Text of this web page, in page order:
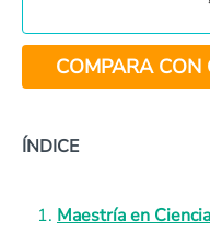
COMPARA CON
ÍNDICE
Maestría en